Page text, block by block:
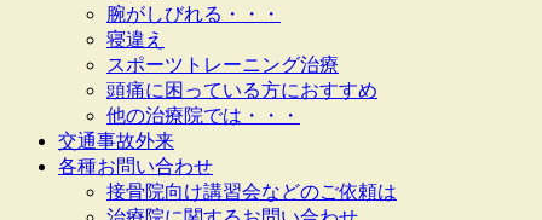
腕がしびれる・・・
寝違え
スポーツトレーニング治療
頭痛に困っている方におすすめ
他の治療院では・・・
交通事故外来
各種お問い合わせ
接骨院向け講習会などのご依頼は